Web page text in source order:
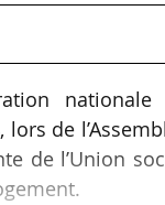
nationale
de
de l’Union